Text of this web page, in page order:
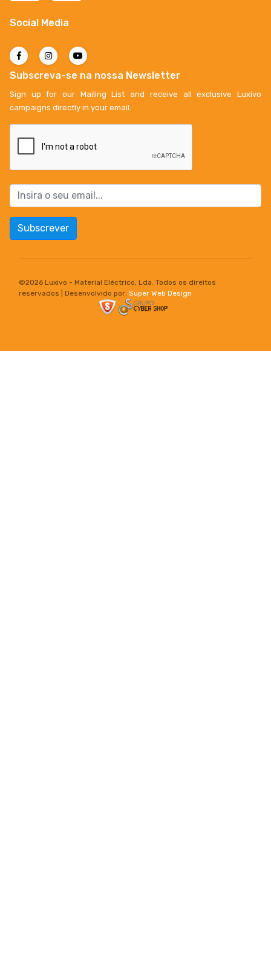
Social Media
Subscreva-se na nossa Newsletter
Sign up for our Mailing List and receive all exclusive Luxivo
campaigns directly in your email.
Subscrever
©2026 Luxivo - Material Eléctrico, Lda. Todos os direitos
reservados | Desenvolvido por: Super Web Design